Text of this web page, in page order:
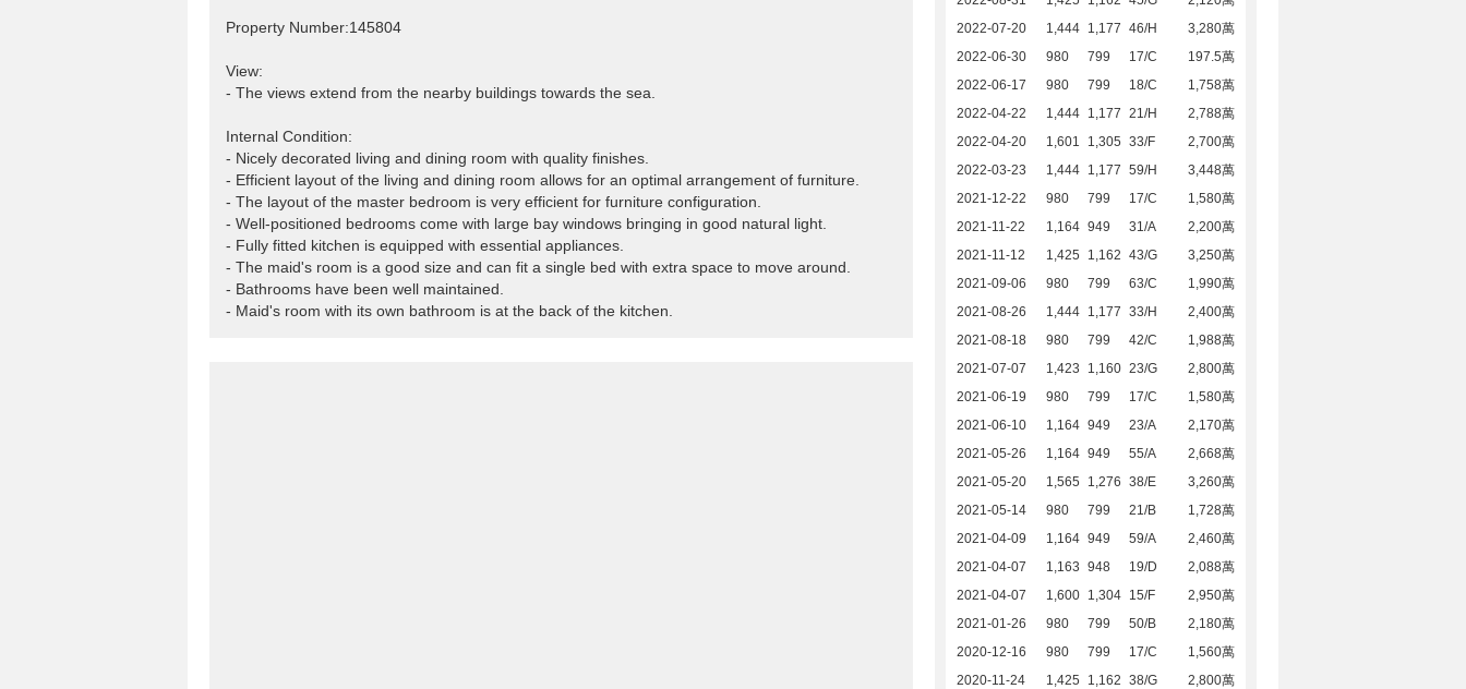
Property Number:145804
View:
- The views extend from the nearby buildings towards the sea.
Internal Condition:
- Nicely decorated living and dining room with quality finishes.
- Efficient layout of the living and dining room allows for an optimal arrangement of furniture.
- The layout of the master bedroom is very efficient for furniture configuration.
- Well-positioned bedrooms come with large bay windows bringing in good natural light.
- Fully fitted kitchen is equipped with essential appliances.
- The maid's room is a good size and can fit a single bed with extra space to move around.
- Bathrooms have been well maintained.
- Maid's room with its own bathroom is at the back of the kitchen.
2022-07-20
1,444 1,177 46/H
3,280萬
2022-06-30
980 799 17/C
197.5萬
2022-06-17
980 799 18/C
1,758萬
2022-04-22
1,444 1,177 21/H
2,788萬
2022-04-20
1,601 1,305 33/F
2,700萬
2022-03-23
1,444 1,177 59/H
3,448萬
2021-12-22
980 799 17/C
1,580萬
2021-11-22
1,164 949 31/A
2,200萬
2021-11-12
1,425 1,162 43/G
3,250萬
2021-09-06
980 799 63/C
1,990萬
2021-08-26
1,444 1,177 33/H
2,400萬
2021-08-18
980 799 42/C
1,988萬
2021-07-07
1,423 1,160 23/G
2,800萬
2021-06-19
980 799 17/C
1,580萬
2021-06-10
1,164 949 23/A
2,170萬
2021-05-26
1,164 949 55/A
2,668萬
2021-05-20
1,565 1,276 38/E
3,260萬
2021-05-14
980 799 21/B
1,728萬
2021-04-09
1,164 949 59/A
2,460萬
2021-04-07
1,163 948 19/D
2,088萬
2021-04-07
1,600 1,304 15/F
2,950萬
2021-01-26
980 799 50/B
2,180萬
2020-12-16
980 799 17/C
1,560萬
2020-11-24
1,425 1,162 38/G
2,800萬